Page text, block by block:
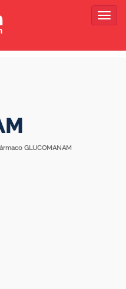
GLUCOMANAM